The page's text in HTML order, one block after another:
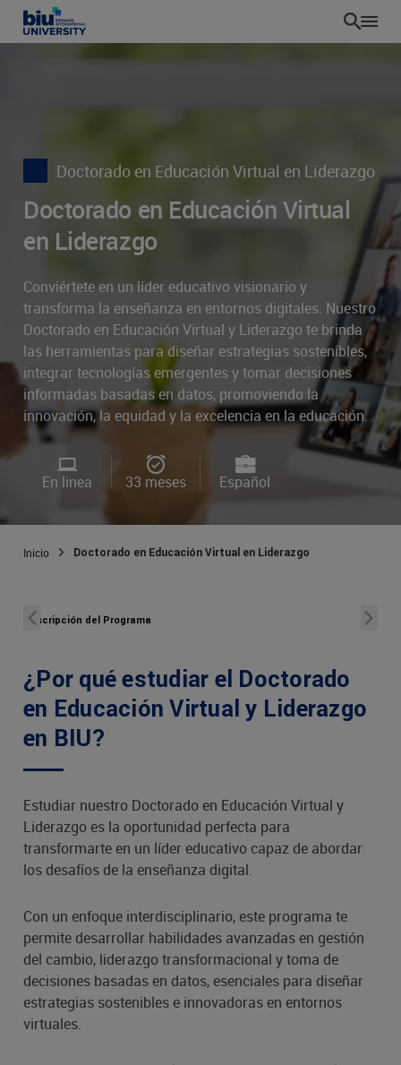
Pasar
Doctorado en Educación Virtual en Liderazgo
Doctorado en Educación Virtual
en Liderazgo
Conviértete en un líder educativo visionario y
transforma la enseñanza en entornos digitales. Nuestro
Doctorado en Educación Virtual y Liderazgo te brinda
las herramientas para diseñar estrategias sostenibles,
integrar tecnologías emergentes y tomar decisiones
informadas basadas en datos, promoviendo la
innovación, la equidad y la excelencia en la educación.
En linea 33 meses Español
Inicio Doctorado en Educación Virtual en Liderazgo
Descripción del Programa
¿Por qué estudiar el Doctorado
en Educación Virtual y Liderazgo
en BIU?
Estudiar nuestro Doctorado en Educación Virtual y
Liderazgo es la oportunidad perfecta para
transformarte en un líder educativo capaz de abordar
los desafíos de la enseñanza digital.
Con un enfoque interdisciplinario, este programa te
permite desarrollar habilidades avanzadas en gestión
del cambio, liderazgo transformacional y toma de
decisiones basadas en datos, esenciales para diseñar
estrategias sostenibles e innovadoras en entornos
virtuales.